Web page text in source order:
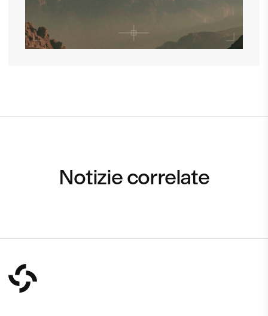
Notizie correlate